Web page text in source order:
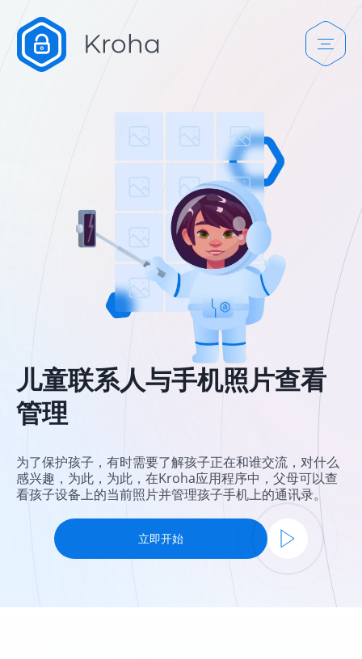
儿童联系人与手机照片查看
管理
为了保护孩子，有时需要了解孩子正在和谁交流，对什么
感兴趣，为此，为此，在Kroha应用程序中，父母可以查
看孩子设备上的当前照片并管理孩子手机上的通讯录。
立即开始